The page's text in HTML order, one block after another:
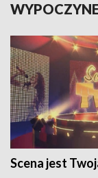
Scena jest